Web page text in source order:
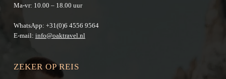
Ma-vr: 10.00 – 18.00 uur
WhatsApp: +31(0)6 4556 9564
E-mail: info@oaktravel.nl
ZEKER OP REIS